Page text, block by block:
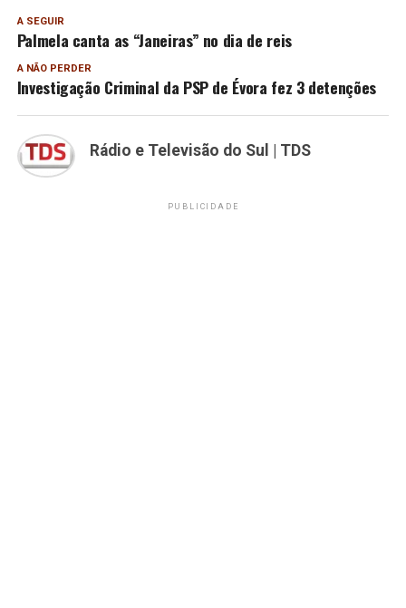
A SEGUIR
Palmela canta as “Janeiras” no dia de reis
A NÃO PERDER
Investigação Criminal da PSP de Évora fez 3 detenções
Rádio e Televisão do Sul | TDS
PUBLICIDADE